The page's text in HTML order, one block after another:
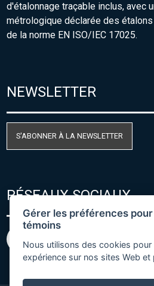
d'étalonnage traçable inclus, avec
métrologique déclarée des
de la norme EN ISO/IEC 17025.
NEWSLETTER
S'ABONNER À LA NEWSLETTER
RÉSEAUX SOCIAUX
Gérer les préférences
témoins
Nous utilisons des cookies
expérience sur nos sites Web et